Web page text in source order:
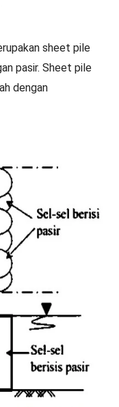
sheet pile
pasir. Sheet pile
dengan